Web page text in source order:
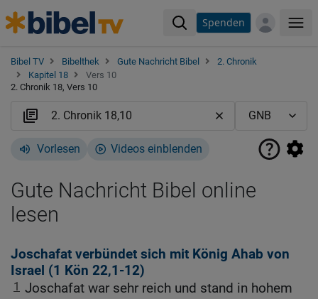
Spenden
Bibel TV Bibelthek Gute Nachricht Bibel
2. Chronik
Kapitel 18
Vers 10
2. Chronik 18, Vers 10
Vorlesen Videos einblenden
Gute Nachricht Bibel online
lesen
Joschafat verbündet sich mit König Ahab von
Israel (1 Kön 22,1-12)
1 Joschafat war sehr reich und stand in hohem